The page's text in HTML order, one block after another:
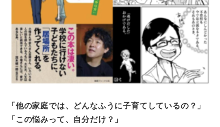
「他の家庭では、どんなふうに子育てしているの？」
「この悩みって、自分だけ？」